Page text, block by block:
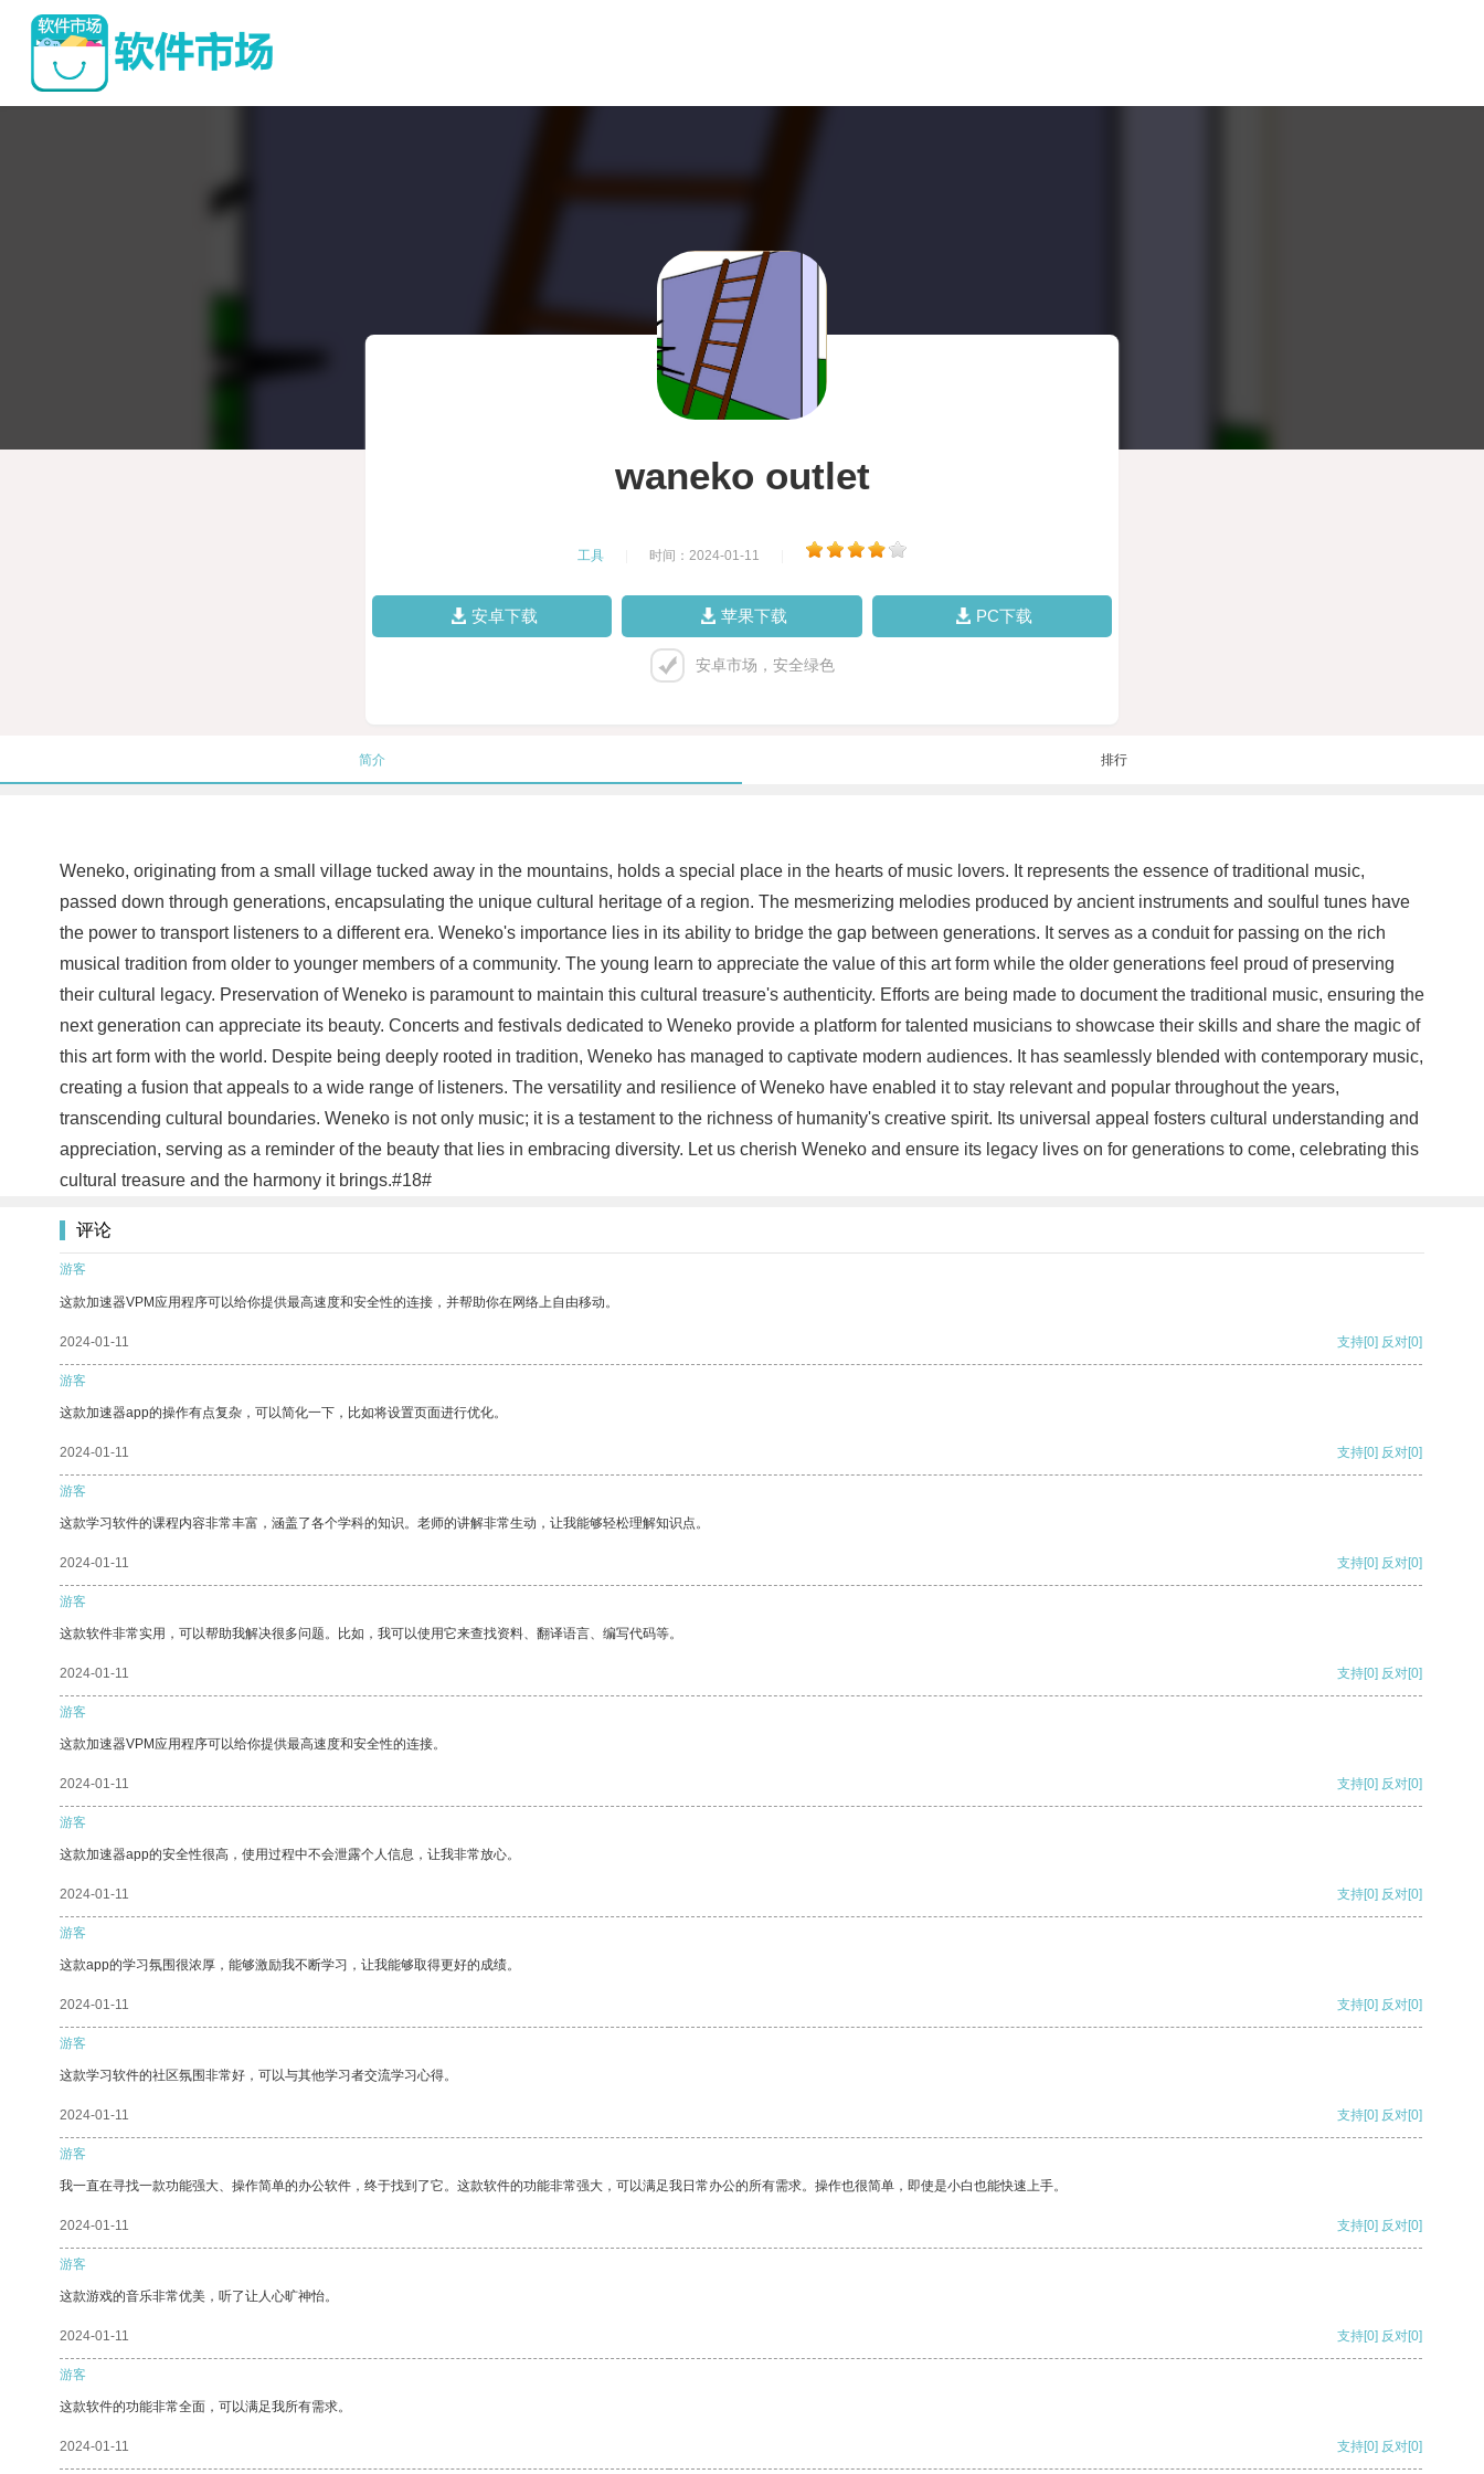
waneko outlet
工具 时间：2024-01-11
安卓下载 苹果下载 PC下载
安卓市场，安全绿色
简介 排行
Weneko, originating from a small village tucked away in the mountains, holds a special place in the hearts of music lovers. It represents the essence of traditional music,
passed down through generations, encapsulating the unique cultural heritage of a region. The mesmerizing melodies produced by ancient instruments and soulful tunes have
the power to transport listeners to a different era. Weneko's importance lies in its ability to bridge the gap between generations. It serves as a conduit for passing on the rich
musical tradition from older to younger members of a community. The young learn to appreciate the value of this art form while the older generations feel proud of preserving
their cultural legacy. Preservation of Weneko is paramount to maintain this cultural treasure's authenticity. Efforts are being made to document the traditional music, ensuring the
next generation can appreciate its beauty. Concerts and festivals dedicated to Weneko provide a platform for talented musicians to showcase their skills and share the magic of
this art form with the world. Despite being deeply rooted in tradition, Weneko has managed to captivate modern audiences. It has seamlessly blended with contemporary music,
creating a fusion that appeals to a wide range of listeners. The versatility and resilience of Weneko have enabled it to stay relevant and popular throughout the years,
transcending cultural boundaries. Weneko is not only music; it is a testament to the richness of humanity's creative spirit. Its universal appeal fosters cultural understanding and
appreciation, serving as a reminder of the beauty that lies in embracing diversity. Let us cherish Weneko and ensure its legacy lives on for generations to come, celebrating this
cultural treasure and the harmony it brings.#18#
评论
游客
这款加速器VPM应用程序可以给你提供最高速度和安全性的连接，并帮助你在网络上自由移动。
2024-01-11 支持[0] 反对[0]
游客
这款加速器app的操作有点复杂，可以简化一下，比如将设置页面进行优化。
2024-01-11 支持[0] 反对[0]
游客
这款学习软件的课程内容非常丰富，涵盖了各个学科的知识。老师的讲解非常生动，让我能够轻松理解知识点。
2024-01-11 支持[0] 反对[0]
游客
这款软件非常实用，可以帮助我解决很多问题。比如，我可以使用它来查找资料、翻译语言、编写代码等。
2024-01-11 支持[0] 反对[0]
游客
这款加速器VPM应用程序可以给你提供最高速度和安全性的连接。
2024-01-11 支持[0] 反对[0]
游客
这款加速器app的安全性很高，使用过程中不会泄露个人信息，让我非常放心。
2024-01-11 支持[0] 反对[0]
游客
这款app的学习氛围很浓厚，能够激励我不断学习，让我能够取得更好的成绩。
2024-01-11 支持[0] 反对[0]
游客
这款学习软件的社区氛围非常好，可以与其他学习者交流学习心得。
2024-01-11 支持[0] 反对[0]
游客
我一直在寻找一款功能强大、操作简单的办公软件，终于找到了它。这款软件的功能非常强大，可以满足我日常办公的所有需求。操作也很简单，即使是小白也能快速上手。
2024-01-11 支持[0] 反对[0]
游客
这款游戏的音乐非常优美，听了让人心旷神怡。
2024-01-11 支持[0] 反对[0]
游客
这款软件的功能非常全面，可以满足我所有需求。
2024-01-11 支持[0] 反对[0]